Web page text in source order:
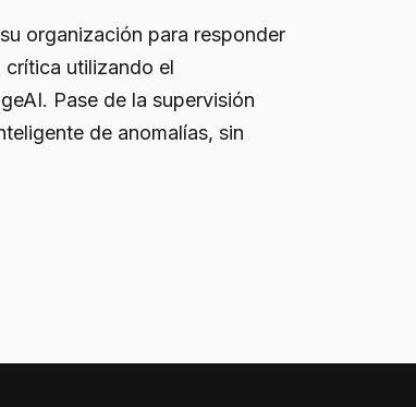
organización para responder
crítica utilizando el
Pase de la supervisión
de anomalías, sin